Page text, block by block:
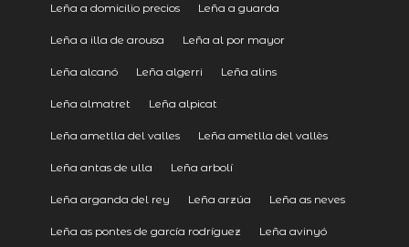
Leña a domicilio precios Leña a guarda
Leña a illa de arousa Leña al por mayor
Leña alcanó Leña algerri Leña alins
Leña almatret Leña alpicat
Leña ametlla del valles Leña ametlla del vallès
Leña antas de ulla Leña arbolí
Leña arganda del rey Leña arzúa Leña as neves
Leña as pontes de garcía rodríguez Leña avinyó